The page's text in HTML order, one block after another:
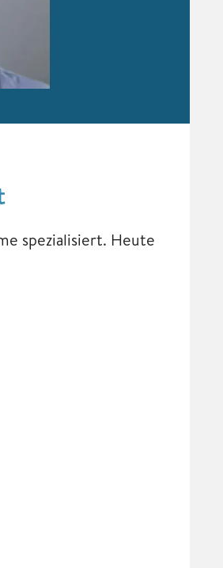
spezialisiert. Heute